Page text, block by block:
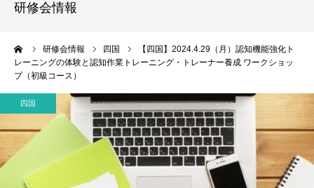
研修会情報
研修会情報 四国
【四国】2024.4.29（月）認知機能強化ト
レーニングの体験と認知作業トレーニング・トレーナー養成 ワークショッ
プ（初級コース）
四国
入会案内
会員限定ページ